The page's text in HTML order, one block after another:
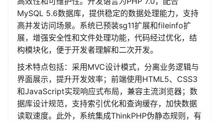
MySQL 5.6数据库，提供稳定的数据处理能力，支持
高并发访问场景。系统已预装sg11扩展和fileinfo扩
展，增强安全性和文件处理功能，代码经过优化，结
构模块化，便于开发者理解和二次开发。
技术特点包括：采用MVC设计模式，分离业务逻辑与
界面展示，提升开发效率；前端使用HTML5、CSS3
和JavaScript实现响应式布局，兼容主流浏览器；数
据库设计规范，支持索引优化和查询缓存，加快数据
读取速度。此外，系统集成ThinkPHP伪静态规则，有